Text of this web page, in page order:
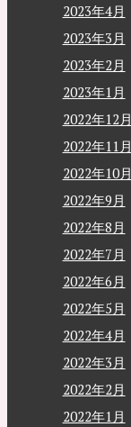
2023年4月
2023年3月
2023年2月
2023年1月
2022年12月
2022年11月
2022年10月
2022年9月
2022年8月
2022年7月
2022年6月
2022年5月
2022年4月
2022年3月
2022年2月
2022年1月